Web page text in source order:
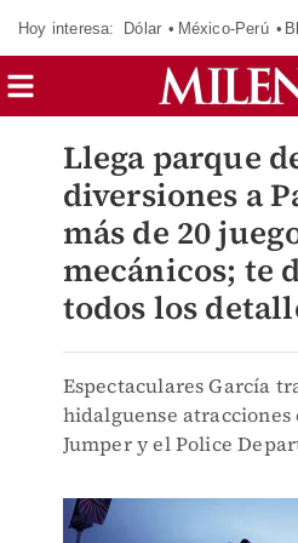
Hoy interesa: Dólar México-Perú
Llega parque
diversiones a
más de 20
mecánicos; te
todos los
Espectaculares García
hidalguense atracciones
Jumper y el Police